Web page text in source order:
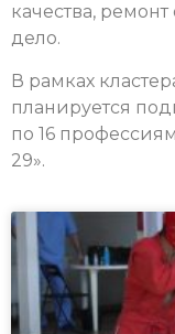
качества,
дело.
В рамках
планируется
по 16
29».